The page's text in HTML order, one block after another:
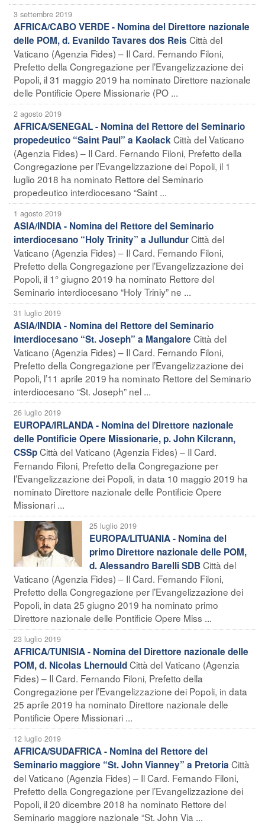
3 settembre 2019
AFRICA/CABO VERDE - Nomina del Direttore nazionale
delle POM, d. Evanildo Tavares dos Reis Città del
Vaticano (Agenzia Fides) – Il Card. Fernando Filoni,
Prefetto della Congregazione per l’Evangelizzazione dei
Popoli, il 31 maggio 2019 ha nominato Direttore nazionale
delle Pontificie Opere Missionarie (PO ...
2 agosto 2019
AFRICA/SENEGAL - Nomina del Rettore del Seminario
propedeutico “Saint Paul” a KaolackCittà del Vaticano
(Agenzia Fides) – Il Card. Fernando Filoni, Prefetto della
Congregazione per l’Evangelizzazione dei Popoli, il 1
luglio 2018 ha nominato Rettore del Seminario
propedeutico interdiocesano “Saint ...
1 agosto 2019
ASIA/INDIA - Nomina del Rettore del Seminario
interdiocesano “Holy Trinity” a JullundurCittà del
Vaticano (Agenzia Fides) – Il Card. Fernando Filoni,
Prefetto della Congregazione per l’Evangelizzazione dei
Popoli, il 1° giugno 2019 ha nominato Rettore del
Seminario interdiocesano “Holy Triniy” ne ...
31 luglio 2019
ASIA/INDIA - Nomina del Rettore del Seminario
interdiocesano “St. Joseph” a Mangalore Città del
Vaticano (Agenzia Fides) – Il Card. Fernando Filoni,
Prefetto della Congregazione per l’Evangelizzazione dei
Popoli, l’11 aprile 2019 ha nominato Rettore del Seminario
interdiocesano “St. Joseph” nel ...
26 luglio 2019
EUROPA/IRLANDA - Nomina del Direttore nazionale
delle Pontificie Opere Missionarie, p. John Kilcrann,
CSSpCittà del Vaticano (Agenzia Fides) – Il Card.
Fernando Filoni, Prefetto della Congregazione per
l’Evangelizzazione dei Popoli, in data 10 maggio 2019 ha
nominato Direttore nazionale delle Pontificie Opere
Missionari ...
25 luglio 2019
EUROPA/LITUANIA - Nomina del
primo Direttore nazionale delle POM,
d. Alessandro Barelli SDBCittà del
Vaticano (Agenzia Fides) – Il Card. Fernando Filoni,
Prefetto della Congregazione per l’Evangelizzazione dei
Popoli, in data 25 giugno 2019 ha nominato primo
Direttore nazionale delle Pontificie Opere Miss ...
23 luglio 2019
AFRICA/TUNISIA - Nomina del Direttore nazionale delle
POM, d. Nicolas LhernouldCittà del Vaticano (Agenzia
Fides) – Il Card. Fernando Filoni, Prefetto della
Congregazione per l’Evangelizzazione dei Popoli, in data
25 aprile 2019 ha nominato Direttore nazionale delle
Pontificie Opere Missionari ...
12 luglio 2019
AFRICA/SUDAFRICA - Nomina del Rettore del
Seminario maggiore “St. John Vianney” a Pretoria Città
del Vaticano (Agenzia Fides) – Il Card. Fernando Filoni,
Prefetto della Congregazione per l’Evangelizzazione dei
Popoli, il 20 dicembre 2018 ha nominato Rettore del
Seminario maggiore nazionale “St. John Via ...